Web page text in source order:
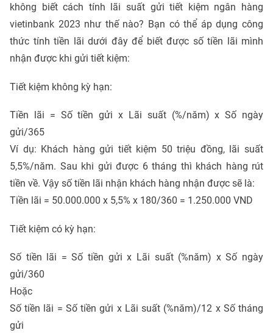
không biết cách tính lãi suất gửi tiết kiệm ngân hàng
vietinbank 2023 như thế nào? Bạn có thể áp dụng công
thức tính tiền lãi dưới đây để biết được số tiền lãi mình
nhận được khi gửi tiết kiệm:
Tiết kiệm không kỳ hạn:
Tiền lãi = Số tiền gửi x Lãi suất (%/năm) x Số ngày
gửi/365
Ví dụ: Khách hàng gửi tiết kiệm 50 triệu đồng, lãi suất
5,5%/năm. Sau khi gửi được 6 tháng thì khách hàng rút
tiền về. Vậy số tiền lãi nhận khách hàng nhận được sẽ là:
Tiền lãi = 50.000.000 x 5,5% x 180/360 = 1.250.000 VND
Tiết kiệm có kỳ hạn:
Số tiền lãi = Số tiền gửi x Lãi suất (%năm) x Số ngày
gửi/360
Hoặc
Số tiền lãi = Số tiền gửi x Lãi suất (%năm)/12 x Số tháng
gửi